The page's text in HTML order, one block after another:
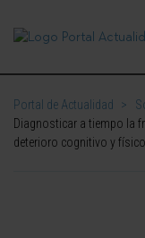
Portal de Actualidad >
Diagnosticar a tiempo la
deterioro cognitivo y físico